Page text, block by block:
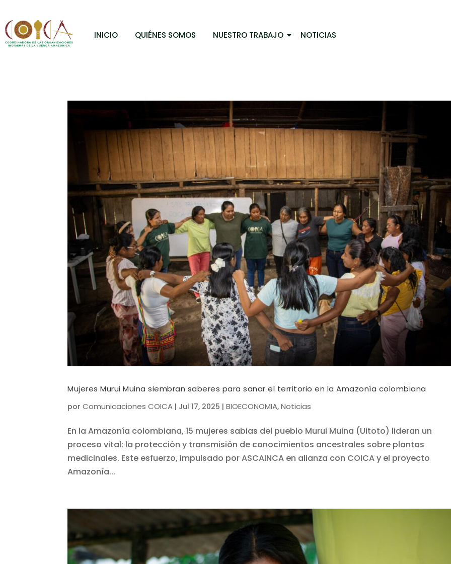
INICIO QUIÉNES SOMOS NUESTRO TRABAJO NOTICIAS
Mujeres Murui Muina siembran saberes para sanar el territorio en la Amazonía colombiana
porComunicaciones COICA | Jul 17, 2025 |BIOECONOMIA,Noticias
En la Amazonía colombiana, 15 mujeres sabias del pueblo Murui Muina (Uitoto) lideran un
proceso vital: la protección y transmisión de conocimientos ancestrales sobre plantas
medicinales. Este esfuerzo, impulsado por ASCAINCA en alianza con COICA y el proyecto
Amazonía...